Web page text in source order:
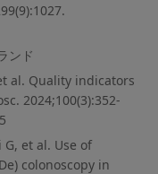
ンド
al. Quality indicators
2024;100(3):352-
et al. Use of
colonoscopy in